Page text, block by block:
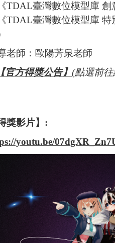
TDAL臺灣數位模型庫 創
TDAL臺灣數位模型庫
老師：歐陽芳泉老師
官方得獎公告】 (點選前
獎影片】:
youtu.be/